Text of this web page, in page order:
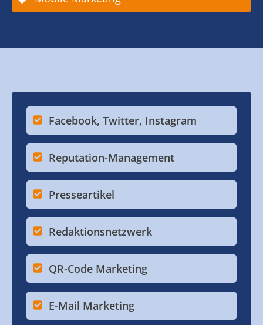
Facebook, Twitter, Instagram
Reputation-Management
Presseartikel
Redaktionsnetzwerk
QR-Code Marketing
E-Mail Marketing